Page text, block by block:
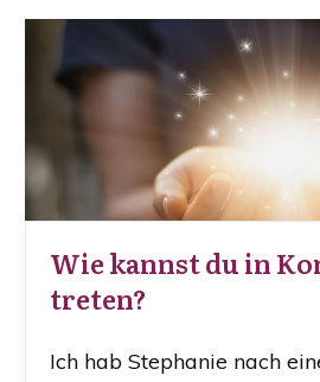
Wie kannst du in
treten?
Ich hab Stephanie nach